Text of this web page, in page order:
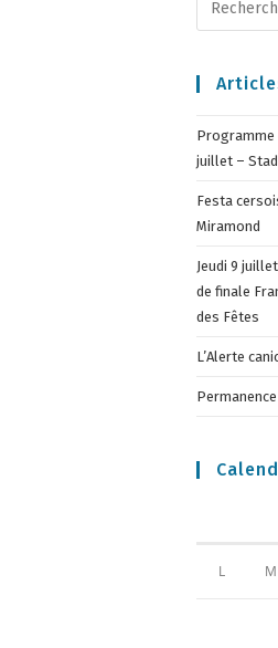
Programme
juillet –
Festa
Miramond
Jeudi 9
de finale
des Fêtes
L’Alerte
L M